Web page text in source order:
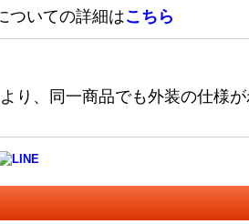
ついての詳細はこちら
り、同一商品でも外装の仕様